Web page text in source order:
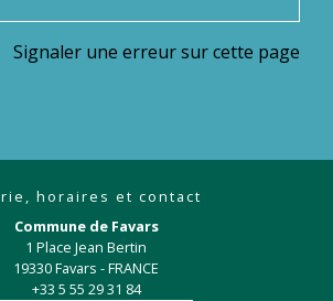
Signaler une erreur sur cette page
horaires et contact
Commune de Favars
1 Place Jean Bertin
19330 Favars - FRANCE
+33 5 55 29 31 84